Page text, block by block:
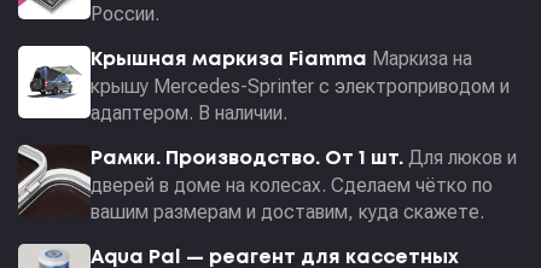
России.
Крышная маркиза Fiamma Маркиза на
крышу Mercedes-Sprinter с электроприводом и
адаптером. В наличии.
Рамки. Производство. От 1 шт. Для люков и
дверей в доме на колесах. Сделаем чётко по
вашим размерам и доставим, куда скажете.
Aqua Pal — pеагент для кассетных